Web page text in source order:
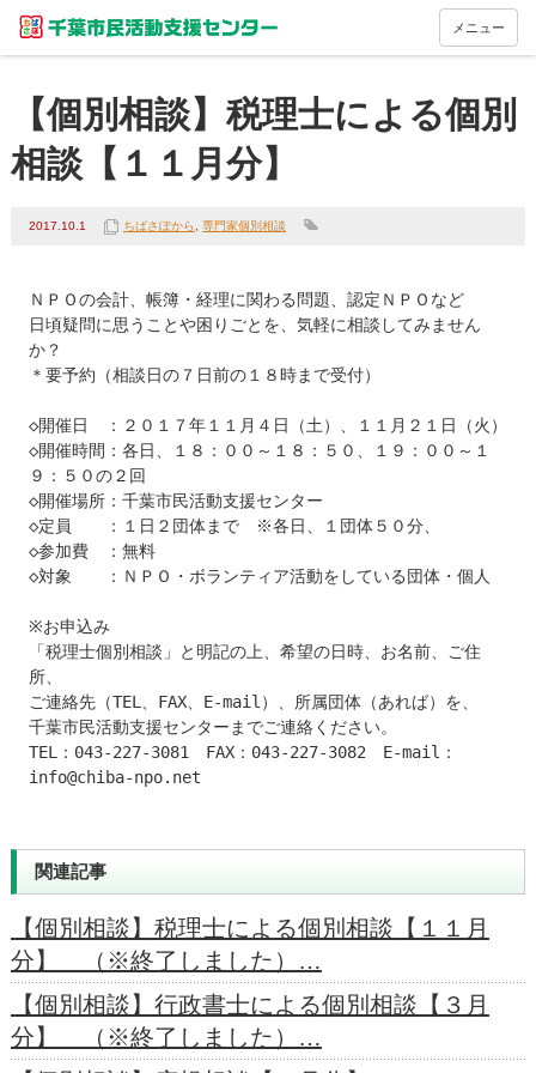
メニュー
【個別相談】税理士による個別
相談【１１月分】
2017.10.1 ちばさぽから 専門家個別相談
ＮＰＯの会計、帳簿・経理に関わる問題、認定ＮＰＯなど
日頃疑問に思うことや困りごとを、気軽に相談してみません
か？
＊要予約（相談日の７日前の１８時まで受付）
◇開催日　：２０１７年１１月４日（土）、１１月２１日（火）
◇開催時間：各日、１８：００～１８：５０、１９：００～１
９：５０の２回
◇開催場所：千葉市民活動支援センター
◇定員　　：１日２団体まで　※各日、１団体５０分、
◇参加費　：無料
◇対象　　：ＮＰＯ・ボランティア活動をしている団体・個人
※お申込み
「税理士個別相談」と明記の上、希望の日時、お名前、ご住
所、
ご連絡先（TEL、FAX、E-mail）、所属団体（あれば）を、
千葉市民活動支援センターまでご連絡ください。
TEL：043-227-3081　FAX：043-227-3082　E-mail：
info@chiba-npo.net
関連記事
【個別相談】税理士による個別相談【１１月
分】 （※終了しました）…
【個別相談】行政書士による個別相談【３月
分】 （※終了しました）…